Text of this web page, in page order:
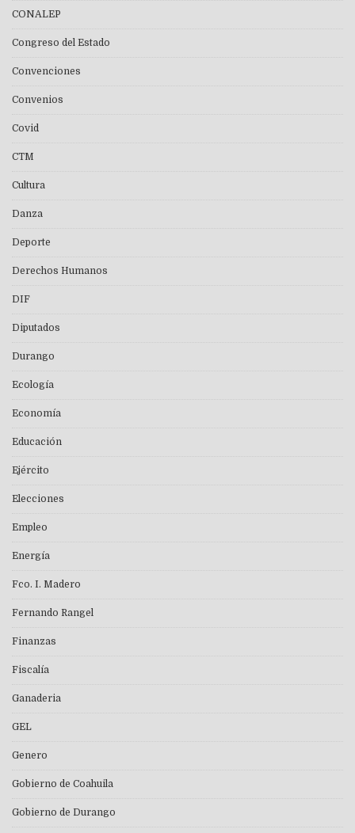
CONALEP
Congreso del Estado
Convenciones
Convenios
Covid
CTM
Cultura
Danza
Deporte
Derechos Humanos
DIF
Diputados
Durango
Ecología
Economía
Educación
Ejército
Elecciones
Empleo
Energía
Fco. I. Madero
Fernando Rangel
Finanzas
Fiscalía
Ganaderia
GEL
Genero
Gobierno de Coahuila
Gobierno de Durango